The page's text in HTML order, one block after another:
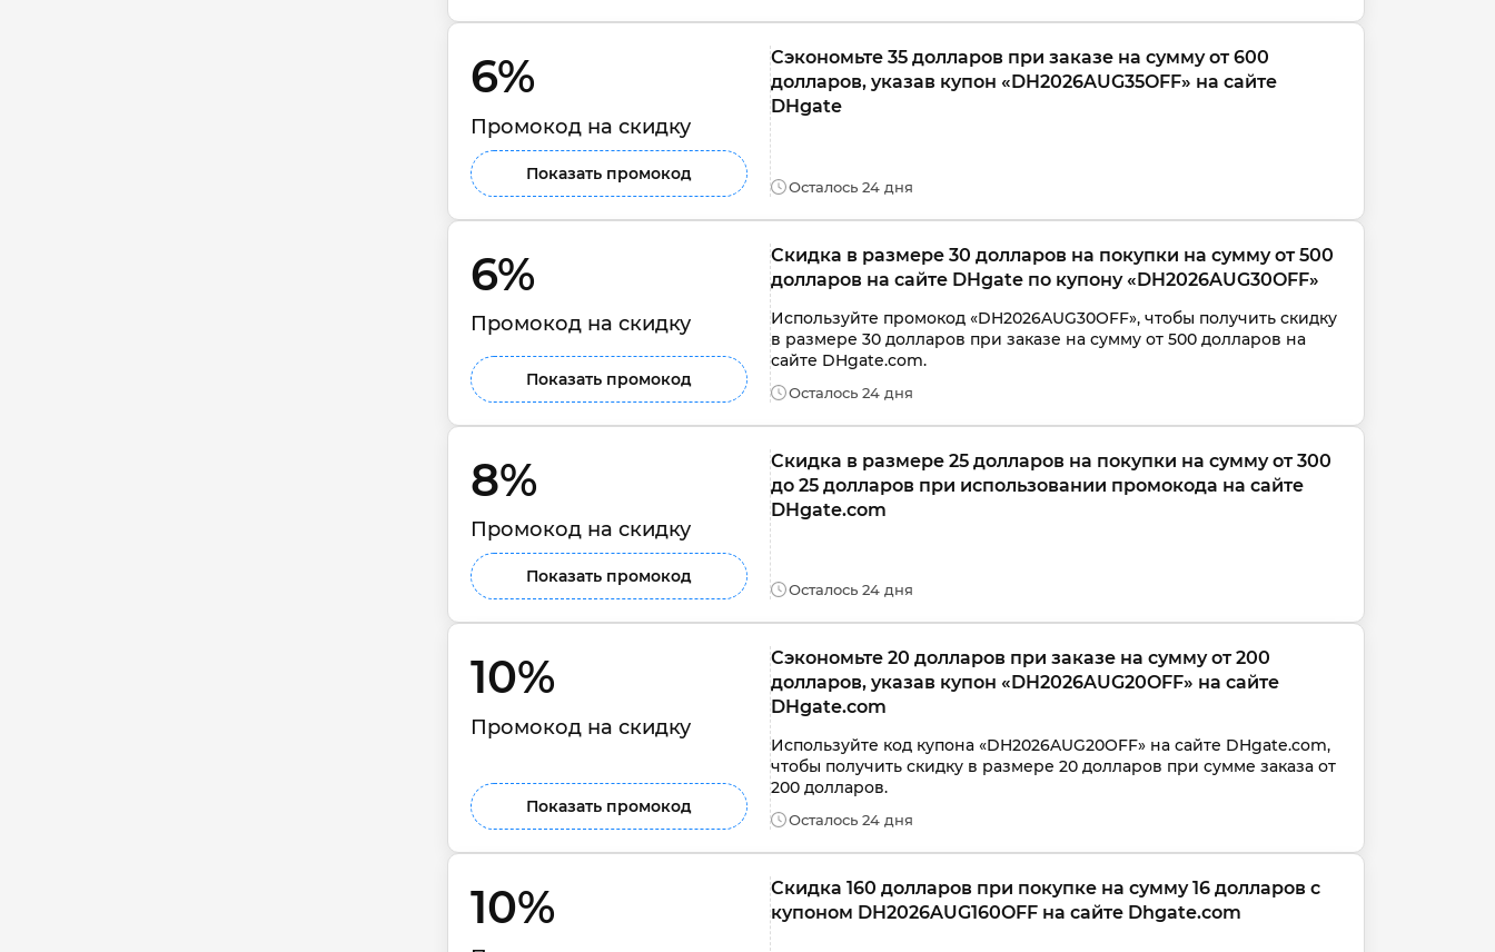
6%
Промокод на скидку
Показать промокод
Сэкономьте 35 долларов при заказе на сумму от 600
долларов, указав купон «DH2026AUG35OFF» на сайте
DHgate
Осталось 24 дня
6%
Промокод на скидку
Показать промокод
Скидка в размере 30 долларов на покупки на сумму от 500
долларов на сайте DHgate по купону «DH2026AUG30OFF»
Используйте промокод «DH2026AUG30OFF», чтобы получить скидку
в размере 30 долларов при заказе на сумму от 500 долларов на
сайте DHgate.com.
Осталось 24 дня
8%
Промокод на скидку
Показать промокод
Скидка в размере 25 долларов на покупки на сумму от 300
до 25 долларов при использовании промокода на сайте
DHgate.com
Осталось 24 дня
10%
Промокод на скидку
Показать промокод
Сэкономьте 20 долларов при заказе на сумму от 200
долларов, указав купон «DH2026AUG20OFF» на сайте
DHgate.com
Используйте код купона «DH2026AUG20OFF» на сайте DHgate.com,
чтобы получить скидку в размере 20 долларов при сумме заказа от
200 долларов.
Осталось 24 дня
10%
Скидка 160 долларов при покупке на сумму 16 долларов с
купоном DH2026AUG160OFF на сайте Dhgate.com